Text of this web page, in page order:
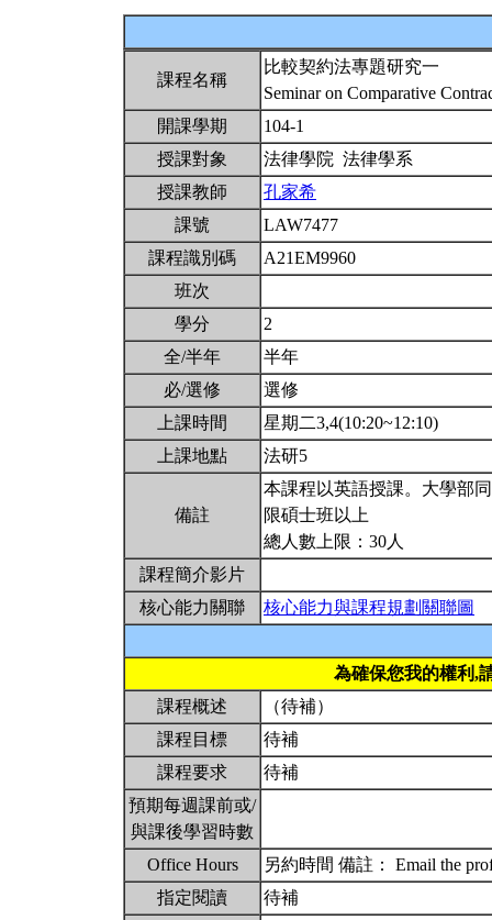
課程名稱
比較契約法專題研究一
Seminar on Comparative
開課學期
104-1
授課對象
法律學院 法律學系
授課教師
孔家希
課號
LAW7477
課程識別碼
A21EM9960
班次
學分
2
全/半年
半年
必/選修
選修
上課時間
星期二3,4(10:20~12:10)
上課地點
法研5
備註
本課程以英語授課。大學部
限碩士班以上
總人數上限：30人
課程簡介影片
核心能力關聯
核心能力與課程規劃關聯圖
為確保您我的權利,
課程概述
（待補）
課程目標
待補
課程要求
待補
預期每週課前或/
與課後學習時數
Office Hours
另約時間 備註： Email the
指定閱讀
待補